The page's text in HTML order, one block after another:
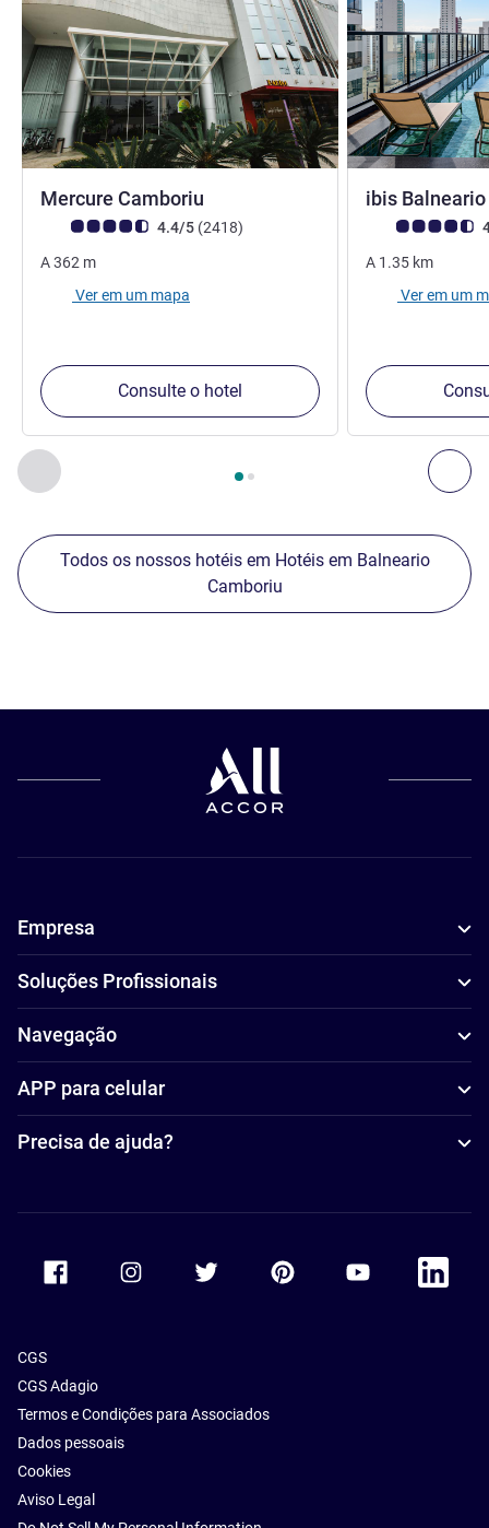
Anterior - Nossos outros estabelecimentos nas
Página , Nossos outros estabelecimentos nas
Mercure Camboriu
Classificação clientes Avis (Classificação ALL)
4.4/5 (2418comentários
)
A362 m
Ver em um mapa
Consulte o hotel
ibis
Classificação
A 1.35 km
Ver em um
Todos os nossos hotéis em Hotéis em Balneario
Camboriu
Empresa
Soluções Profissionais
Navegação
APP para celular
Precisa de ajuda?
Accor Youtube
Accor
CGS
CGS Adagio
Termos e Condições para Associados
Dados pessoais
Cookies
Aviso Legal